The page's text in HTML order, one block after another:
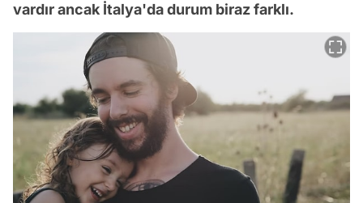
vardır ancak İtalya'da durum biraz farklı.